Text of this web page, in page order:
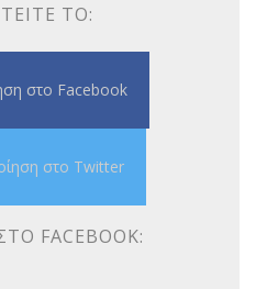
ΤΟ:
στο Facebook
στο Twitter
FACEBOOK: